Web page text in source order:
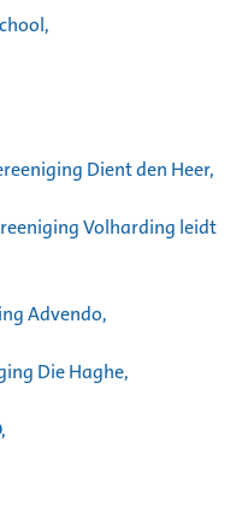
Dient den Heer,
Volharding leidt
Advendo,
Die Haghe,